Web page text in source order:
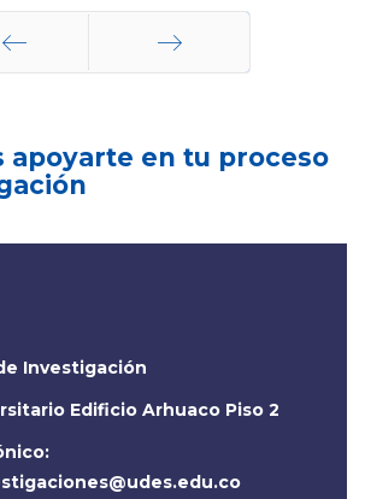
apoyarte en tu proceso
Investigación
Edificio Arhuaco Piso 2